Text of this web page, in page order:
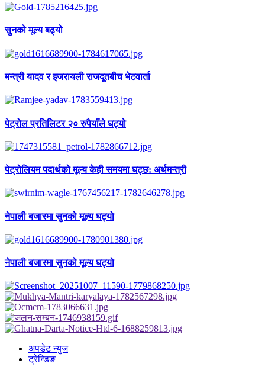
सुनको मूल्य बढ्यो
मन्त्री यादव र इजरायली राजदूतबीच भेटवार्ता
पेट्रोल प्रतिलिटर २० रुपैयाँले घट्यो
पेट्रोलियम पदार्थको मूल्य केही समयमा घट्छ: अर्थमन्त्री
नेपाली बजारमा सुनको मूल्य घट्यो
नेपाली बजारमा सुनको मूल्य घट्यो
अपडेट न्युज
ट्रेन्डिङ